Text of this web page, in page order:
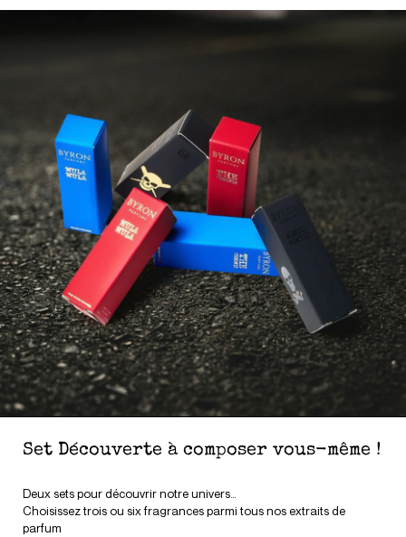
Set Découverte à composer vous-même !
Deux sets pour découvrir notre univers…
Choisissez trois ou six fragrances parmi tous nos extraits de
parfum